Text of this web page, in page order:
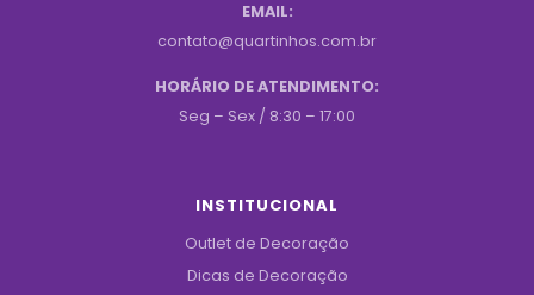
EMAIL:
contato@quartinhos.com.br
HORÁRIO DE ATENDIMENTO:
Seg – Sex / 8:30 – 17:00
INSTITUCIONAL
Outlet de Decoração
Dicas de Decoração